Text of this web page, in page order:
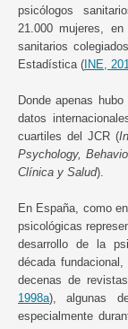
psicólogos
21.000 mujeres,
sanitarios
Estadística (INE,
Donde apenas
datos
cuartiles del JCR (
Psychology,
Clínica y Salud).
En España, como
psicológicas
desarrollo de la
década
decenas de
1998a), algunas
especialmente